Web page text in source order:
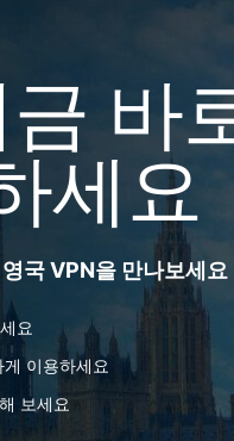
Get fast, secure
바
세요
국 VPN을 만나보세요
요
이용하세요
보세요